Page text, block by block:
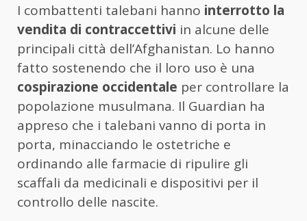
I combattenti talebani hanno interrotto la
vendita di contraccettivi in alcune delle
principali città dell’Afghanistan. Lo hanno
fatto sostenendo che il loro uso è una
cospirazione occidentale per controllare la
popolazione musulmana. Il Guardian ha
appreso che i talebani vanno di porta in
porta, minacciando le ostetriche e
ordinando alle farmacie di ripulire gli
scaffali da medicinali e dispositivi per il
controllo delle nascite.